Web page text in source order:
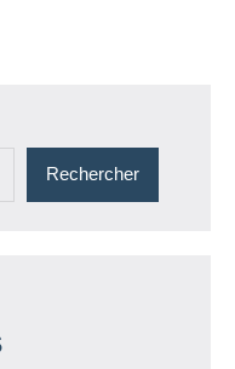
Rechercher